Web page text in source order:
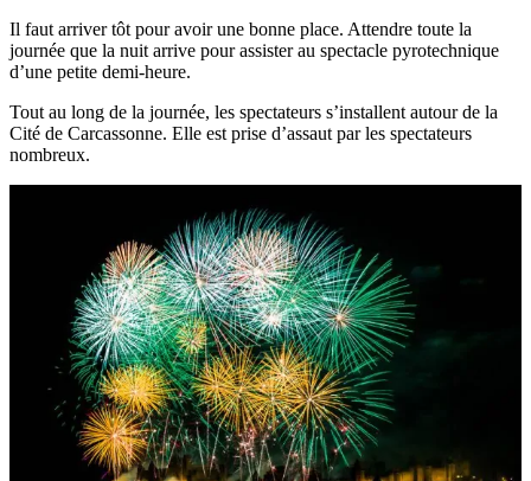
Il faut arriver tôt pour avoir une bonne place. Attendre toute la
journée que la nuit arrive pour assister au spectacle pyrotechnique
d’une petite demi-heure.
Tout au long de la journée, les spectateurs s’installent autour de la
Cité de Carcassonne. Elle est prise d’assaut par les spectateurs
nombreux.